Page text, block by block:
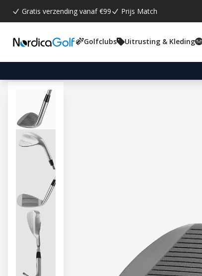
Gratis verzending vanaf €99 Prijs Match
Golfclubs Uitrusting & Kleding